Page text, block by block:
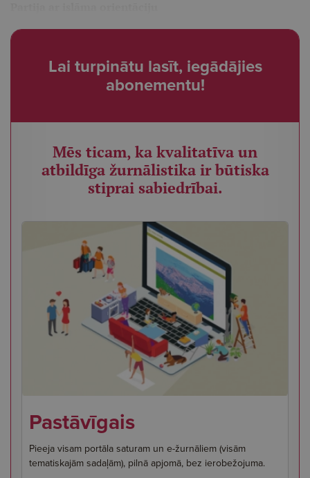
Lai turpinātu lasīt, iegādājies
abonementu!
Mēs ticam, ka kvalitatīva un
atbildīga žurnālistika ir būtiska
stiprai sabiedrībai.
Pastāvīgais
Pieeja visam portāla saturam un e-žurnāliem (visām
tematiskajām sadaļām), pilnā apjomā, bez ierobežojuma.